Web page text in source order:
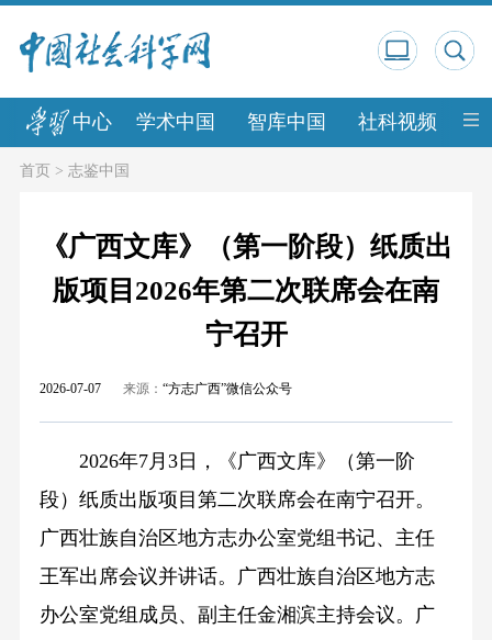
中心 学术中国 智库中国 社科视频 中
首页> 志鉴中国
《广西文库》（第一阶段）纸质出
版项目2026年第二次联席会在南
宁召开
2026-07-07 来源： “方志广西”微信公众号
2026年7月3日，《广西文库》（第一阶
段）纸质出版项目第二次联席会在南宁召开。
广西壮族自治区地方志办公室党组书记、主任
王军出席会议并讲话。广西壮族自治区地方志
办公室党组成员、副主任金湘滨主持会议。广